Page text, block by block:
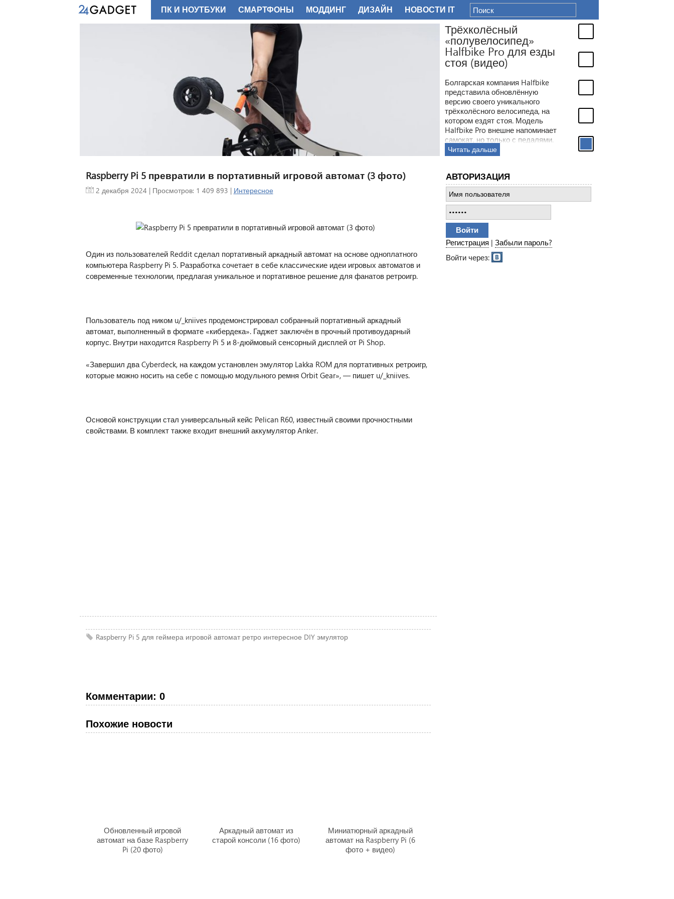
Трёхколёсный
«полувелосипед»
Halfbike Pro для езды
стоя (видео)
Болгарская компания Halfbike
представила обновлённую
версию своего уникального
трёхколёсного велосипеда, на
котором ездят стоя. Модель
Halfbike Pro внешне напоминает
самокат, но только с педалями.
Читать дальше
Raspberry Pi 5 превратили в портативный игровой автомат (3 фото)
2 декабря 2024 | Просмотров: 1 409 893 | Интересное
Один из пользователей Reddit сделал портативный аркадный автомат на основе одноплатного
компьютера Raspberry Pi 5. Разработка сочетает в себе классические идеи игровых автоматов и
современные технологии, предлагая уникальное и портативное решение для фанатов ретроигр.
Пользователь под ником u/_kniives продемонстрировал собранный портативный аркадный
автомат, выполненный в формате «кибердека». Гаджет заключён в прочный противоударный
корпус. Внутри находится Raspberry Pi 5 и 8-дюймовый сенсорный дисплей от Pi Shop.
«Завершил два Cyberdeck, на каждом установлен эмулятор Lakka ROM для портативных ретроигр,
которые можно носить на себе с помощью модульного ремня Orbit Gear», — пишет u/_kniives.
Основой конструкции стал универсальный кейс Pelican R60, известный своими прочностными
свойствами. В комплект также входит внешний аккумулятор Anker.
Raspberry Pi 5 для геймера игровой автомат ретро интересное DIY эмулятор
Комментарии: 0
Похожие новости
Обновленный игровой
автомат на базе Raspberry
Pi (20 фото)
Аркадный автомат из
старой консоли (16 фото)
Миниатюрный аркадный
автомат на Raspberry Pi (6
фото + видео)
АВТОРИЗАЦИЯ
Регистрация | Забыли пароль?
Войти через:
ПК И НОУТБУКИ СМАРТФОНЫ МОДДИНГ ДИЗАЙН НОВОСТИ IT
ФОТО